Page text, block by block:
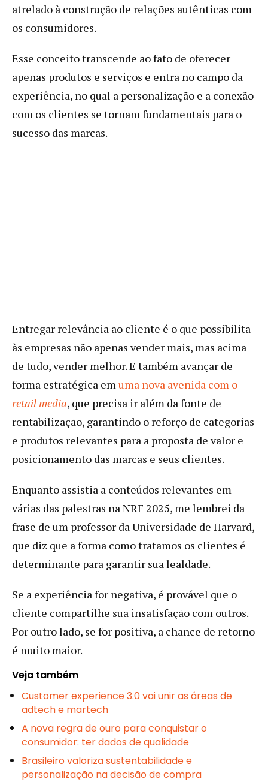
atrelado à construção de relações autênticas com
os consumidores.
Esse conceito transcende ao fato de oferecer
apenas produtos e serviços e entra no campo da
experiência, no qual a personalização e a conexão
com os clientes se tornam fundamentais para o
sucesso das marcas.
Entregar relevância ao cliente é o que possibilita
às empresas não apenas vender mais, mas acima
de tudo, vender melhor. E também avançar de
forma estratégica emuma nova avenida com o
retail media, que precisa ir além da fonte de
rentabilização, garantindo o reforço de categorias
e produtos relevantes para a proposta de valor e
posicionamento das marcas e seus clientes.
Enquanto assistia a conteúdos relevantes em
várias das palestras na NRF 2025, me lembrei da
frase de um professor da Universidade de Harvard,
que diz que a forma como tratamos os clientes é
determinante para garantir sua lealdade.
Se a experiência for negativa, é provável que o
cliente compartilhe sua insatisfação com outros.
Por outro lado, se for positiva, a chance de retorno
é muito maior.
Veja também
Customer experience 3.0 vai unir as áreas de
adtech e martech
A nova regra de ouro para conquistar o
consumidor: ter dados de qualidade
Brasileiro valoriza sustentabilidade e
personalização na decisão de compra